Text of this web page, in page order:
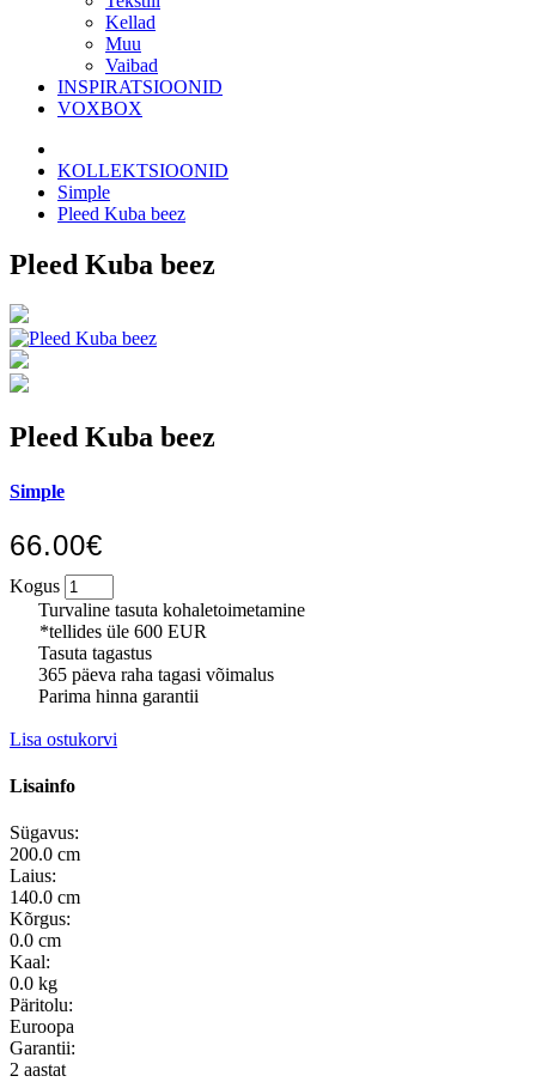
Kellad
Muu
Vaibad
INSPIRATSIOONID
VOXBOX
KOLLEKTSIOONID
Simple
Pleed Kuba beez
Pleed Kuba beez
Pleed Kuba beez
Simple
66.00€
Kogus
Turvaline tasuta kohaletoimetamine
*tellides üle 600 EUR
Tasuta tagastus
365 päeva raha tagasi võimalus
Parima hinna garantii
Lisa ostukorvi
Lisainfo
Sügavus:
200.0 cm
Laius:
140.0 cm
Kõrgus:
0.0 cm
Kaal:
0.0 kg
Päritolu:
Euroopa
Garantii:
2 aastat